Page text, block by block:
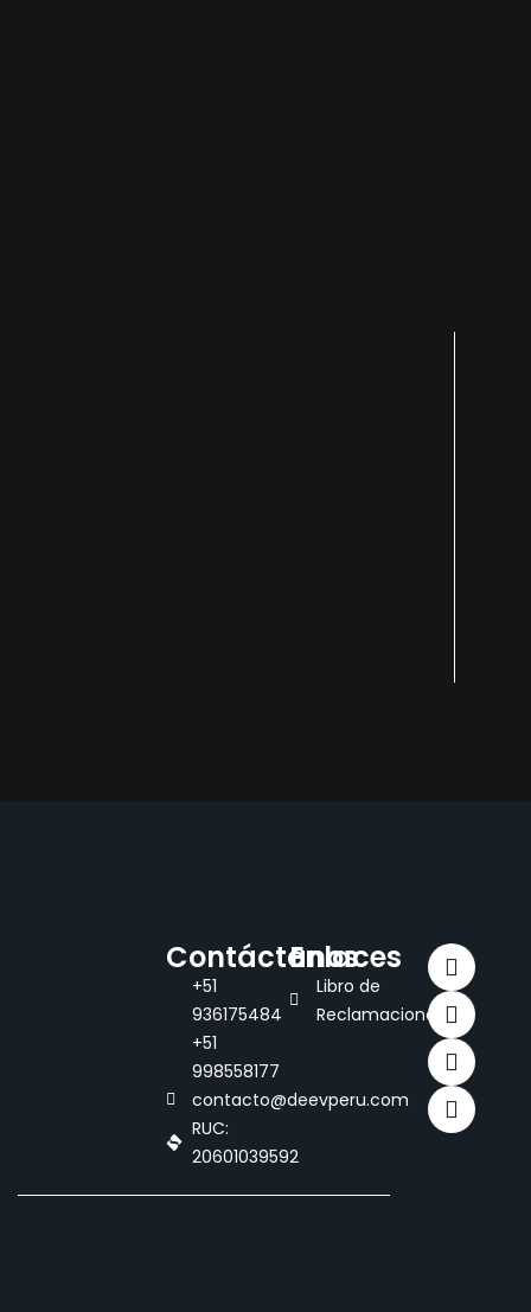
Contáctanos
+51
936175484
+51
998558177
contacto@deevperu.com
RUC:
20601039592
Enlaces
Libro de
Reclamaciones